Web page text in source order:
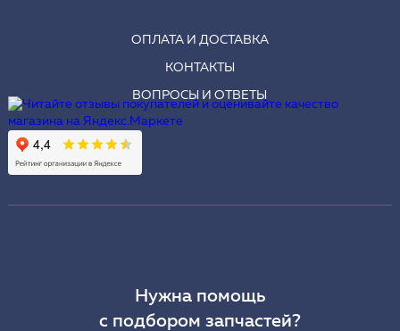
ОПЛАТА И ДОСТАВКА
КОНТАКТЫ
ВОПРОСЫ И ОТВЕТЫ
Нужна помощь
с подбором запчастей?